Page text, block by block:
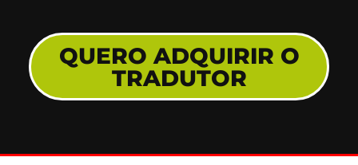
QUERO ADQUIRIR O
TRADUTOR